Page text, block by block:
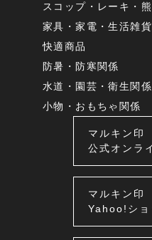
スコップ・レーキ・
家具・家電・生活雑
快適商品
防暑・防寒関係
水道・園芸・衛生関係
小物・おもちゃ関係
マルキン印
公式オンラ
マルキン印
Yahoo!ショ